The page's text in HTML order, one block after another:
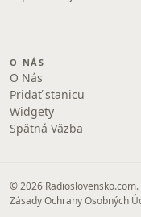
O NÁS
O Nás
Pridať stanicu
Widgety
Spätná Väzba
© 2026
Zásady Ochrany Osobných